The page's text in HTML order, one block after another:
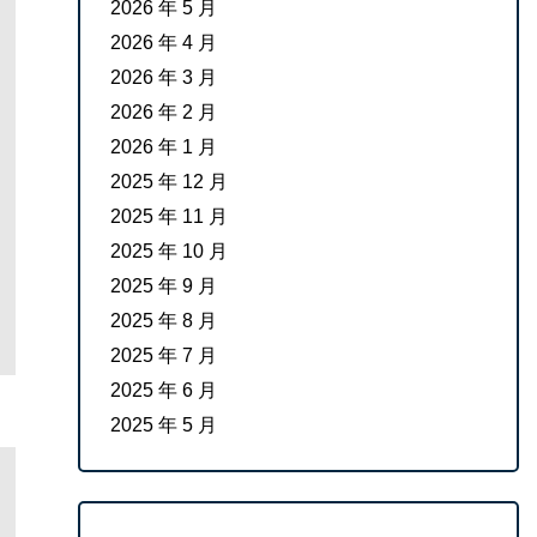
2026 年 5 月
2026 年 4 月
2026 年 3 月
2026 年 2 月
2026 年 1 月
2025 年 12 月
2025 年 11 月
2025 年 10 月
2025 年 9 月
2025 年 8 月
2025 年 7 月
2025 年 6 月
2025 年 5 月